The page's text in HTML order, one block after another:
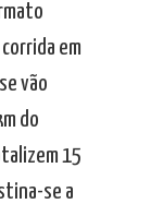
em
vão
do
15
se a